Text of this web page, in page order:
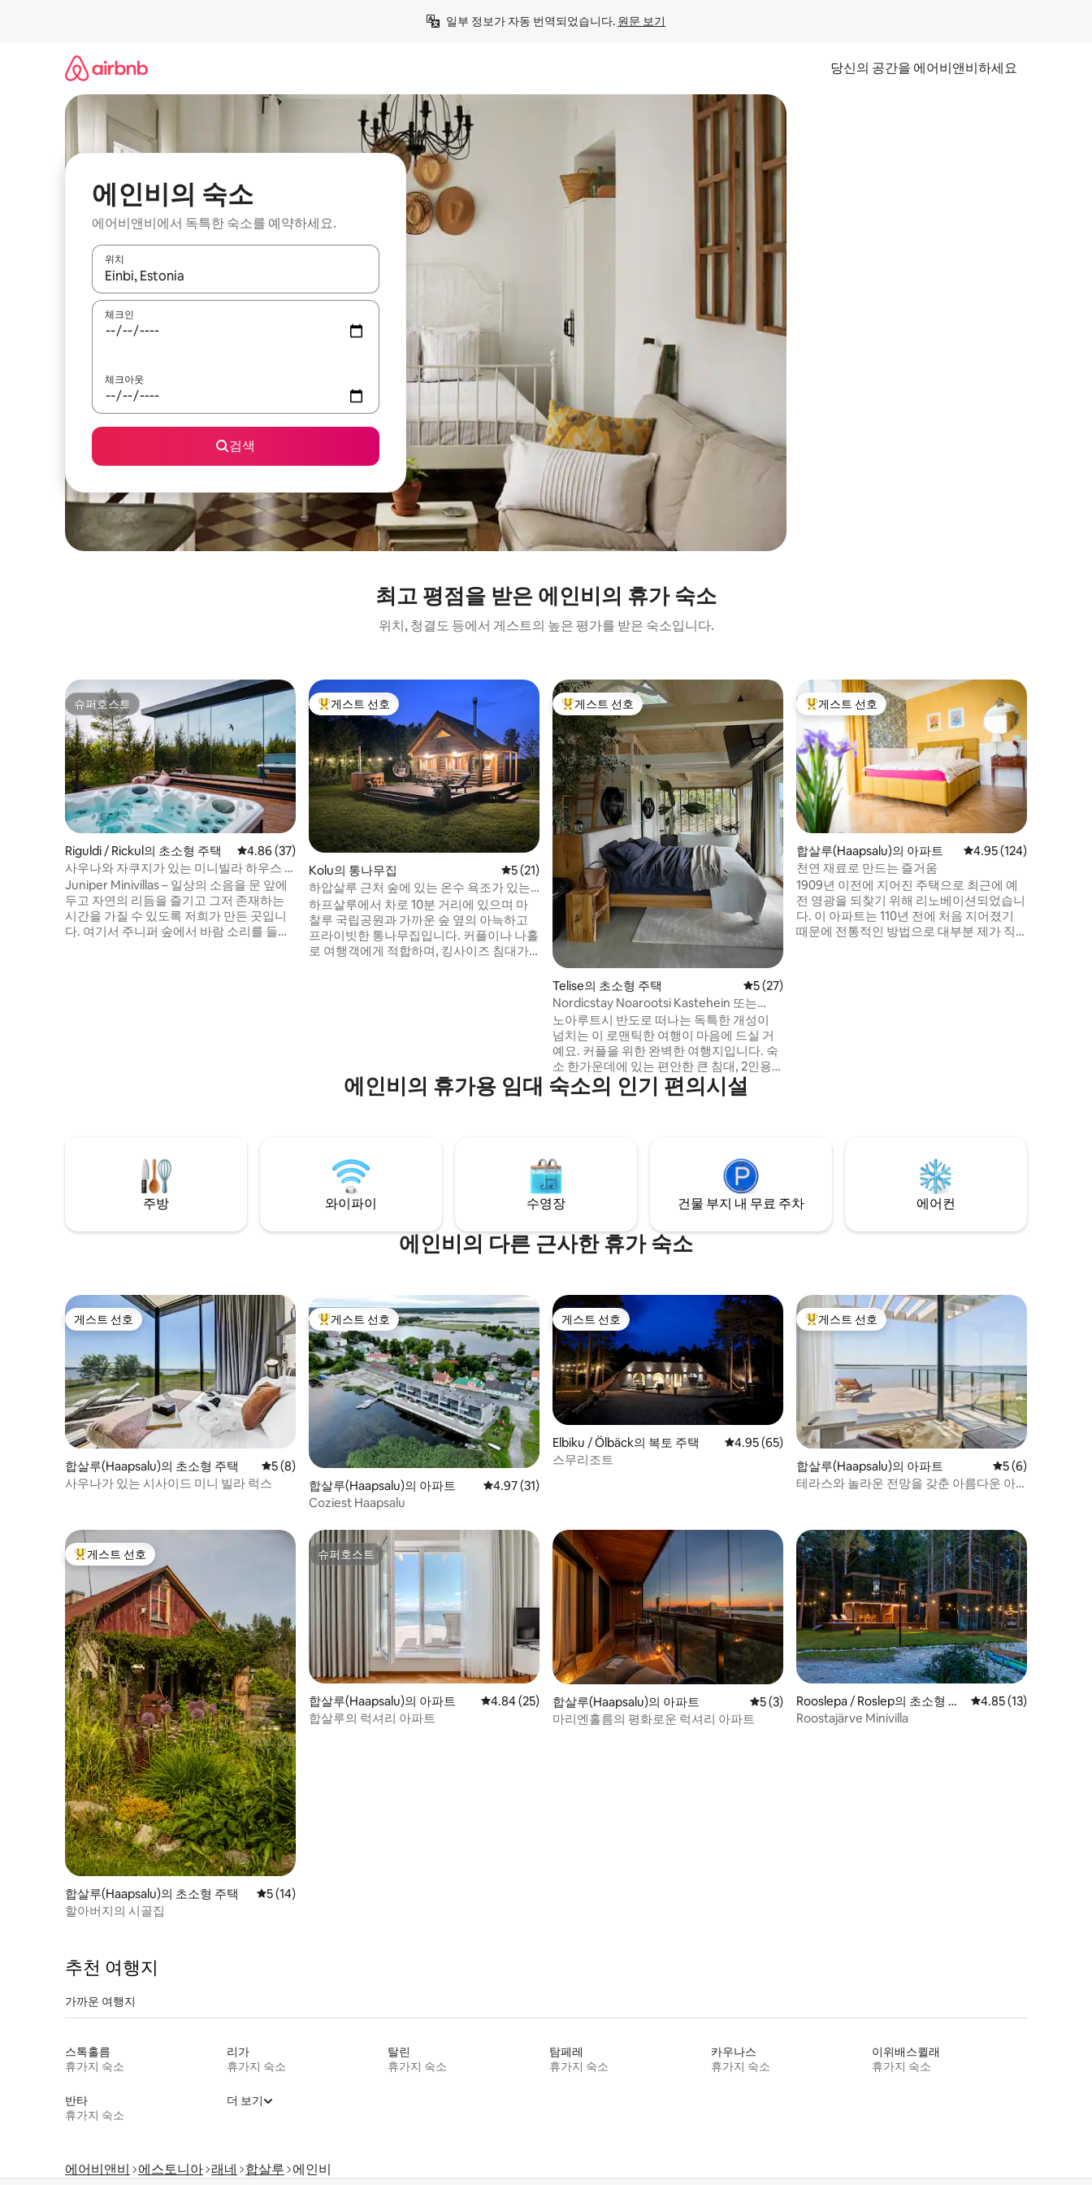
일부 정보가 자동 번역되었습니다. 원문 보기
당신의 공간을 에어비앤비하세요
에인비의 숙소
에어비앤비에서 독특한 숙소를 예약하세요.
위치
결과가 나오면 위·아래 화살표 키를 사용하거나 터치 또는 스와이프 동작으로 탐색하세요.
체크인
체크아웃
검색
최고 평점을 받은 에인비의 휴가 숙소
위치, 청결도 등에서 게스트의 높은 평가를 받은 숙소입니다.
슈퍼호스트
슈퍼호스트
Riguldi / Rickul의 초소형 주택 평점 4.86점(5점 만점), 후기 37개
4.86 (37)
사우나와 자쿠지가 있는 미니빌라 하우스 2
호
Juniper Minivillas – 일상의 소음을 문 앞에
두고 자연의 리듬을 즐기고 그저 존재하는
시간을 가질 수 있도록 저희가 만든 곳입니
다. 여기서 주니퍼 숲에서 바람 소리를 들으
상위 게스트 선호
게스트 선호
Kolu의 통나무집 평점 5점(5점 만점), 후기 21개
5 (21)
하압살루 근처 숲에 있는 온수 욕조가 있는
전용 통나무집
하프살루에서 차로 10분 거리에 있으며 마
찰루 국립공원과 가까운 숲 옆의 아늑하고
프라이빗한 통나무집입니다. 커플이나 나홀
로 여행객에게 적합하며, 킹사이즈 침대가
있어 도움을 받을 수 있습니다.
상위 게스트 선호
게스트 선호
Telise의 초소형 주택 평점 5점(5점 만점), 후기 27개
5 (27)
Nordicstay Noarootsi Kastehein 또는
Loojangu 저택
노아루트시 반도로 떠나는 독특한 개성이
넘치는 이 로맨틱한 여행이 마음에 드실 거
예요. 커플을 위한 완벽한 여행지입니다. 숙
소 한가운데에 있는 편안한 큰 침대, 2인용
큰 욕조에서 거품 파티를 즐길 수 있습니다.
소박하고 독특한 오크 우드 사우나와 현대
낌을 즐길 수 있습니다. 그리고 아침에는 듀
라 고품질 에스프레소 머신을 누르고 음료
상위 게스트 선호
게스트 선호
합살루(Haapsalu)의 아파트 평점 4.95점(5점 만점),
4.95 (124)
천연 재료로 만드는 즐거움
1909년 이전에 지어진 주택으로 최근에 예
전 영광을 되찾기 위해 리노베이션되었습니
다. 이 아파트는 110년 전에 처음 지어졌기
때문에 전통적인 방법으로 대부분 제가 직
에인비의 휴가용 임대 숙소의 인기 편의시설
주방 와이파이 수영장 건물 부지 내 무료 주차 에어컨
에인비의 다른 근사한 휴가 숙소
게스트 선호
게스트 선호
합살루(Haapsalu)의 초소형 주택 평점 5점(5점 만점), 후기 8개
5 (8)
사우나가 있는 시사이드 미니 빌라 럭스
상위 게스트 선호
게스트 선호
합살루(Haapsalu)의 아파트 평점 4.97점(5점 만점), 후기 31개
4.97 (31)
Coziest Haapsalu
게스트 선호
게스트 선호
Elbiku / Ölbäck의 복토 주택 평점 4.95점(5점 만점), 후기 65개
4.95 (65)
스무리조트
상위 게스트 선호
게스트 선호
합살루(Haapsalu)의 아파트 평점 5점(5점 만점
5 (6)
테라스와 놀라운 전망을 갖춘 아름다운 아
상위 게스트 선호
게스트 선호
합살루(Haapsalu)의 초소형 주택 평점 5점(5점 만점), 후기 14개
5 (14)
할아버지의 시골집
슈퍼호스트
슈퍼호스트
합살루(Haapsalu)의 아파트 평점 4.84점(5점 만점), 후기 25개
4.84 (25)
합살루의 럭셔리 아파트
합살루(Haapsalu)의 아파트 평점 5점(5점 만점), 후기 3개
5 (3)
마리엔홀름의 평화로운 럭셔리 아파트
Rooslepa / Roslep의 초소형 주
택
평점 4.85점(5점 만점
4.85 (13)
Roostajärve Minivilla
추천 여행지
가까운 여행지
스톡홀름
휴가지 숙소
리가
휴가지 숙소
탈린
휴가지 숙소
탐페레
휴가지 숙소
카우나스
휴가지 숙소
이위배스퀼래
휴가지 숙소
반타
휴가지 숙소
더 보기
에어비앤비 에스토니아 래네 합살루 에인비